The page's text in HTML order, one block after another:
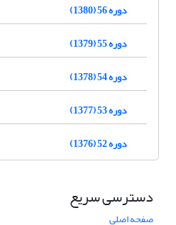
دوره 56 (1380)
دوره 55 (1379)
دوره 54 (1378)
دوره 53 (1377)
دوره 52 (1376)
دسترسی سریع
صفحه اصلی